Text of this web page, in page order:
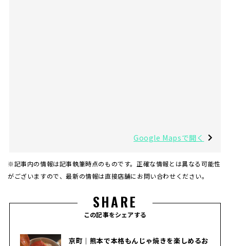
Google Mapsで開く
※記事内の情報は記事執筆時点のものです。正確な情報とは異なる可能性
がございますので、最新の情報は直接店舗にお問い合わせください。
SHARE
この記事をシェアする
京町｜熊本で本格もんじゃ焼きを楽しめるお